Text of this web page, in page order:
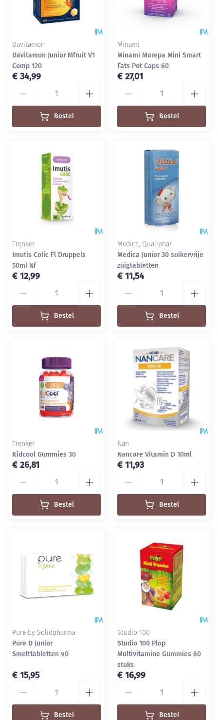
Davitamon
Davitamon Junior Mfruit V1
Comp 120
€ 34,99
Bestel
Minami
Minami Morepa Mini Smart
Fats Pot Caps 60
€ 27,01
Bestel
Trenker
Imutis Colic Fl Druppels
50ml Nf
€ 12,99
Bestel
Medica, Qualiphar
Medica Junior 30 suikervrije
zuigtabletten
€ 11,54
Bestel
Trenker
Kidcool Gummies 30
€ 26,81
Bestel
Nan
Nancare Vitamin D 10ml
€ 11,93
Bestel
Pure by Solidpharma
Pure D Junior
Smelttabletten 90
€ 15,95
Bestel
Studio 100
Studio 100 Plop
Multivitamine Gummies 60
stuks
€ 16,99
Bestel